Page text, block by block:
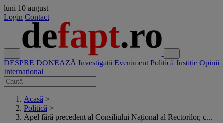
luni 10 august
Login Contact
DESPRE DONEAZĂ Investigații Eveniment Politică Justiție Opinii
Internațional
Acasă >
Politică >
Apel fără precedent al Consiliului Național al Rectorilor, c...